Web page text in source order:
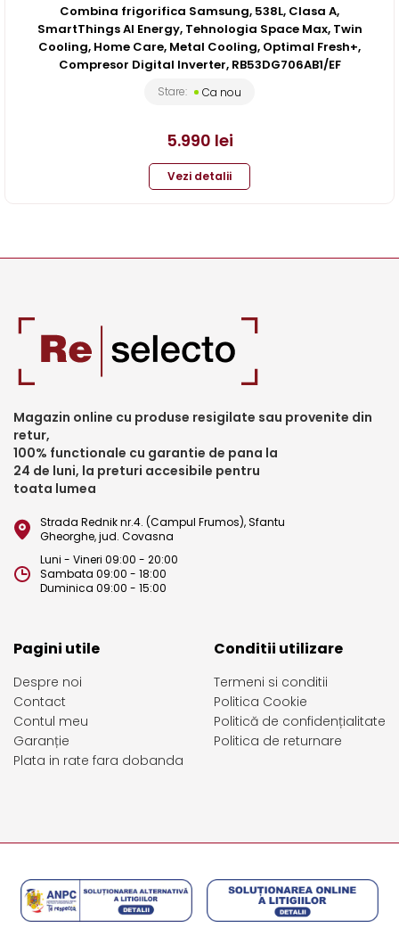
Combina frigorifica Samsung, 538L, Clasa A,
SmartThings AI Energy, Tehnologia Space Max, Twin
Cooling, Home Care, Metal Cooling, Optimal Fresh+,
Compresor Digital Inverter, RB53DG706AB1/EF
Stare: Ca nou
5.990 lei
Vezi detalii
Magazin online cu produse resigilate sau provenite din
retur,
100% functionale cu garantie de pana la
24 de luni, la preturi accesibile pentru
toata lumea
Strada Rednik nr.4. (Campul Frumos), Sfantu
Gheorghe, jud. Covasna
Luni - Vineri 09:00 - 20:00
Sambata 09:00 - 18:00
Duminica 09:00 - 15:00
Pagini utile
Despre noi
Contact
Contul meu
Garanție
Plata in rate fara dobanda
Conditii utilizare
Termeni si conditii
Politica Cookie
Politică de confidențialitate
Politica de returnare